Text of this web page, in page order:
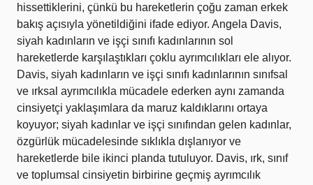
hissettiklerini, çünkü bu hareketlerin çoğu zaman erkek
bakış açısıyla yönetildiğini ifade ediyor. Angela Davis,
siyah kadınların ve işçi sınıfı kadınlarının sol
hareketlerde karşılaştıkları çoklu ayrımcılıkları ele alıyor.
Davis, siyah kadınların ve işçi sınıfı kadınlarının sınıfsal
ve ırksal ayrımcılıkla mücadele ederken aynı zamanda
cinsiyetçi yaklaşımlara da maruz kaldıklarını ortaya
koyuyor; siyah kadınlar ve işçi sınıfından gelen kadınlar,
özgürlük mücadelesinde sıklıkla dışlanıyor ve
hareketlerde bile ikinci planda tutuluyor. Davis, ırk, sınıf
ve toplumsal cinsiyetin birbirine geçmiş ayrımcılık